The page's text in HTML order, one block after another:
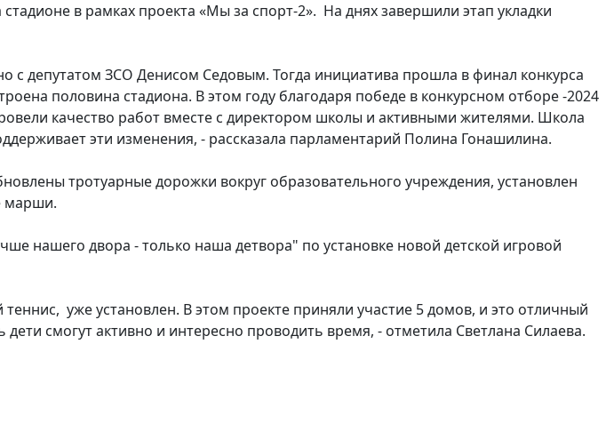
в рамках проекта «Мы за спорт-2». На днях завершили этап укладки
с депутатом ЗСО Денисом Седовым. Тогда инициатива прошла в финал конкурса
половина стадиона. В этом году благодаря победе в конкурсном отборе -2024
качество работ вместе с директором школы и активными жителями. Школа
эти изменения, - рассказала парламентарий Полина Гонашилина.
тротуарные дорожки вокруг образовательного учреждения, установлен
марши.
нашего двора - только наша детвора" по установке новой детской игровой
уже установлен. В этом проекте приняли участие 5 домов, и это отличный
смогут активно и интересно проводить время, - отметила Светлана Силаева.